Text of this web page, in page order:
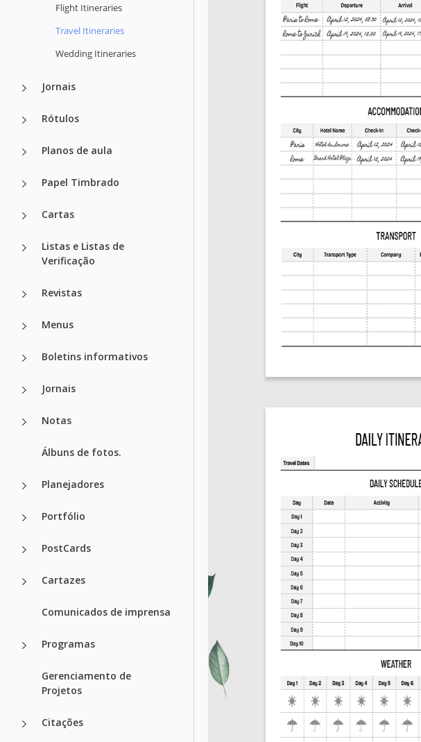
Flight Itineraries
Travel Itineraries
Wedding Itineraries
Jornais
Rótulos
Planos de aula
Papel Timbrado
Cartas
Listas e Listas de
Verificação
Revistas
Menus
Boletins informativos
Jornais
Notas
Álbuns de fotos.
Planejadores
Portfólio
PostCards
Cartazes
Comunicados de imprensa
Programas
Gerenciamento de
Projetos
Citações